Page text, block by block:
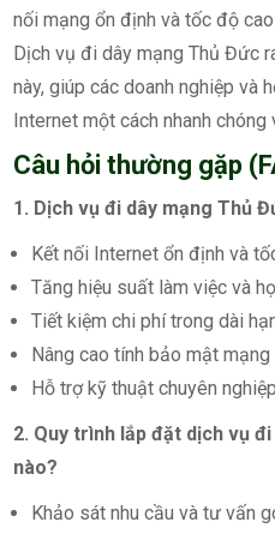
nối mạng ổn định và tốc độ
Dịch vụ đi dây mạng Thủ Đức
này, giúp các doanh nghiệp và
Internet một cách nhanh chóng
Câu hỏi thường gặp
1. Dịch vụ đi dây mạng Thủ
Kết nối Internet ổn định và
Tăng hiệu suất làm việc và
Tiết kiệm chi phí trong dài
Nâng cao tính bảo mật mạng
Hỗ trợ kỹ thuật chuyên nghiệp
2. Quy trình lắp đặt dịch vụ
nào?
Khảo sát nhu cầu và tư vấn